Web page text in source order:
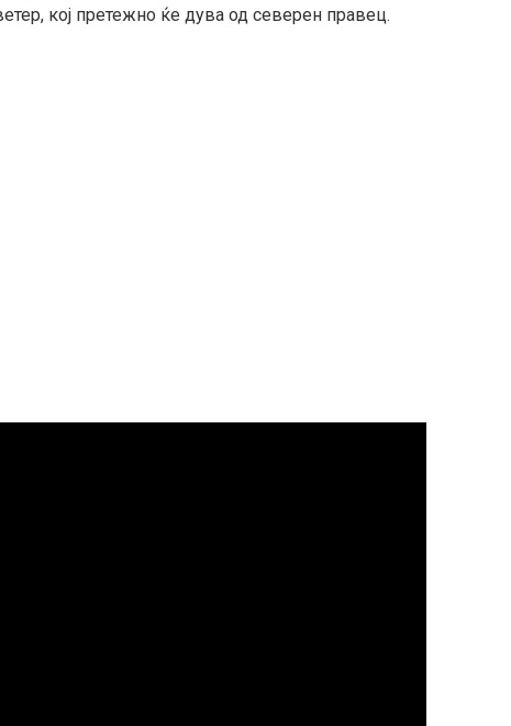
кој претежно ќе дува од северен правец.